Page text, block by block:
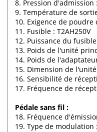
8. Pression d'admission
9. Température de
10. Exigence de
11. Fusible : T2AH250V
12. Puissance du fusible
13. Poids de l'unité
14. Poids de
15. Dimension de
16. Sensibilité de
17. Fréquence de
Pédale sans fil :
18. Fréquence
19. Type de modulation